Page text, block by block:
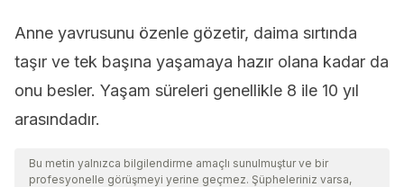
Anne yavrusunu özenle gözetir, daima sırtında
taşır ve tek başına yaşamaya hazır olana kadar da
onu besler. Yaşam süreleri genellikle 8 ile 10 yıl
arasındadır.
Bu metin yalnızca bilgilendirme amaçlı sunulmuştur ve bir
profesyonelle görüşmeyi yerine geçmez. Şüpheleriniz varsa,